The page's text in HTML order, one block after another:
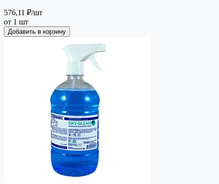
576,11 ₽/шт
от 1 шт
Добавить в корзину